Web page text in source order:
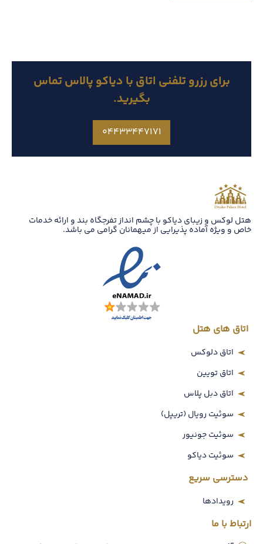
برای رزرو تلفنی اتاق با دیاکو پالاس تماس
بگیرید.
۰۴۴۳۳۴۴۷۱۷۱
هتل لوکس و زیبای دیاکو با چشم انداز تفرجگاه بند و ارائه خدمات
خاص و ویژه آماده پذیرایی از میهمانان گرامی می باشد.
اتاق های هتل
اتاق دلوکس
اتاق تویین
اتاق دبل پلاس
سوئیت رویال (تریپل)
سوئیت جونیور
سوئیت دیاکو
دسترسی سریع
رویدادها
ارتباط با ما